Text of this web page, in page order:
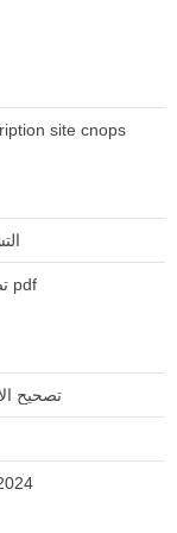
تصغير دروس التربية الإسلامية ثانية باك pdf
تصحيح